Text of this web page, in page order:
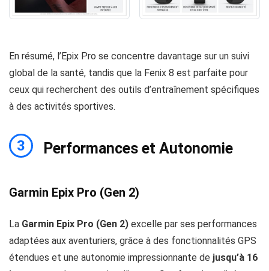
En résumé, l’Epix Pro se concentre davantage sur un suivi
global de la santé, tandis que la Fenix 8 est parfaite pour
ceux qui recherchent des outils d’entraînement spécifiques
à des activités sportives.
3 Performances et Autonomie
Garmin Epix Pro (Gen 2)
La Garmin Epix Pro (Gen 2) excelle par ses performances
adaptées aux aventuriers, grâce à des fonctionnalités GPS
étendues et une autonomie impressionnante de jusqu’à 16